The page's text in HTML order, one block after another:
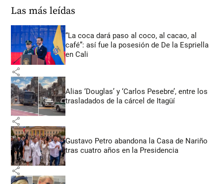
Las más leídas
“La coca dará paso al coco, al cacao, al
café”: así fue la posesión de De la Espriella
en Cali
share
Alias ‘Douglas’ y ‘Carlos Pesebre’, entre los
trasladados de la cárcel de Itagüí
share
Gustavo Petro abandona la Casa de Nariño
tras cuatro años en la Presidencia
share